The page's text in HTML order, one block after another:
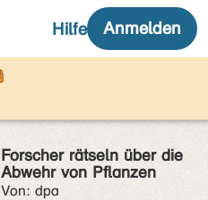
Forscher rätseln über die
Abwehr von Pflanzen
Von: dpa